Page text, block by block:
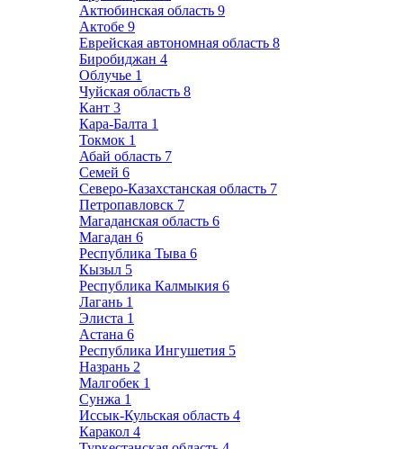
Актюбинская область 9
Актобе 9
Еврейская автономная область 8
Биробиджан 4
Облучье 1
Чуйская область 8
Кант 3
Кара-Балта 1
Токмок 1
Абай область 7
Семей 6
Северо-Казахстанская область 7
Петропавловск 7
Магаданская область 6
Магадан 6
Республика Тыва 6
Кызыл 5
Республика Калмыкия 6
Лагань 1
Элиста 1
Астана 6
Республика Ингушетия 5
Назрань 2
Малгобек 1
Сунжа 1
Иссык-Кульская область 4
Каракол 4